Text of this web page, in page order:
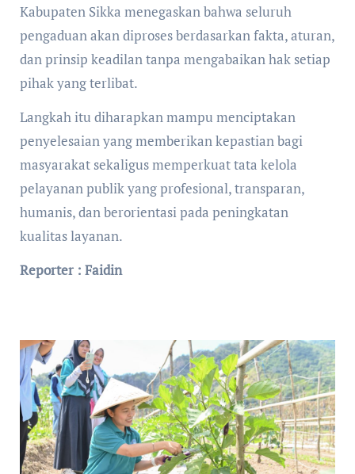
Kabupaten Sikka menegaskan bahwa seluruh
pengaduan akan diproses berdasarkan fakta, aturan,
dan prinsip keadilan tanpa mengabaikan hak setiap
pihak yang terlibat.
Langkah itu diharapkan mampu menciptakan
penyelesaian yang memberikan kepastian bagi
masyarakat sekaligus memperkuat tata kelola
pelayanan publik yang profesional, transparan,
humanis, dan berorientasi pada peningkatan
kualitas layanan.
Reporter : Faidin